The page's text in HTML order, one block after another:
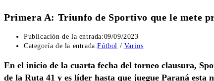
Primera A: Triunfo de Sportivo que le mete
Publicación de la entrada:09/09/2023
Categoría de la entrada:Fútbol / Varios
En el inicio de la cuarta fecha del torneo clausura,
de la Ruta 41 y es líder hasta que juegue Paraná esta